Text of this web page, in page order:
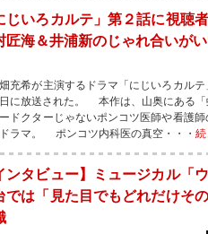
じいろカルテ」第２話に視
匠海＆井浦新のじゃれ合いがい
充希が主演するドラマ「にじいろカルテ
日に放送された。 本作は、山奥にある
ドクターじゃないポンコツ医師や看護
ラマ。 ポンコツ内科医の真空・・・
ンタビュー】ミュージカル「
では「見た目でもどれだけそ